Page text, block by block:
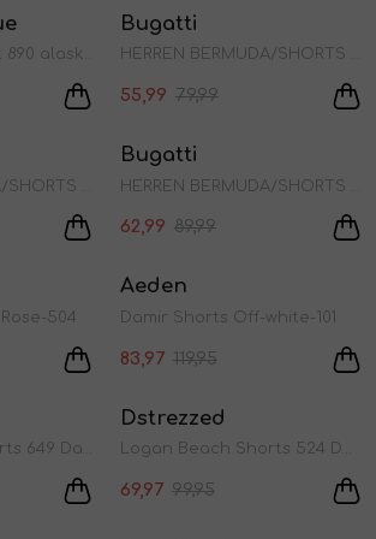
1/2
Bugatti
55,99 79,99
Sale
1/2
Sale
Bugatti
62,99 89,99
Sale
504
1/2
Sale
Aeden
Damir Shorts Off-white-101
83,97 119,95
Sale
1 /2
Sale
Dstrezzed
69,97 99,95
Sale Sale